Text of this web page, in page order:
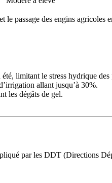
passage des engins agricoles
limitant le stress hydrique des
allant jusqu’à 30%.
les dégâts de gel.
par les DDT (Directions